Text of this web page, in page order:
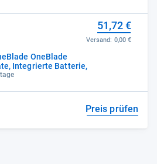
OneBlade
Integrierte Batterie,
51,72 €
Versand: 0,00 €
Preis prüfen